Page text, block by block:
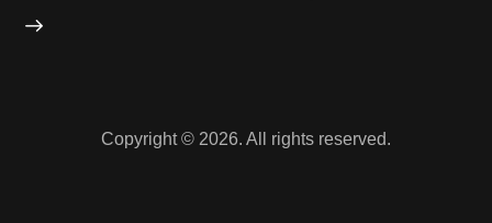
Copyright © 2026. All rights reserved.